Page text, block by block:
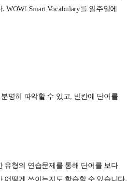
Smart Vocabulary를 일주일에
명히 파악할 수 있고, 빈칸에 단어를
유형의 연습문제를 통해 단어를 보다
어떻게 쓰이는지도 학습할 수 있습니다.